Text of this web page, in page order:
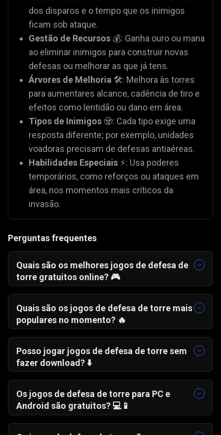
dos disparos e o tempo que os inimigos
ficam sob ataque.
Gestão de Recursos 💰: Ganha ouro ou mana
ao eliminar inimigos para construir novas
defesas ou melhorar as que já tens.
Árvores de Melhoria 🛠️: Melhora às torres
para aumentares alcance, cadência de tiro e
efeitos como lentidão ou dano em área.
Tipos de Inimigos 🧟: Cada tipo exige uma
resposta diferente; por exemplo, unidades
voadoras precisam de defesas antiaéreas.
Habilidades Especiais ⚡: Usa poderes
temporários, como reforços ou ataques em
área, nos momentos mais críticos da
invasão.
Perguntas frequentes
Quais são os melhores jogos de defesa de
torre gratuitos online? 🎮
Cerco Viking
Luta do Reino 2🏰
Ataque Alienígena👽
Quais são os jogos de defesa de torre mais
populares no momento? 🔥
em:
Matar Dragão🐲
Luta pelo Reino🏇
Caça aos Piratas
🏴‍☠️
Posso jogar jogos de defesa de torre sem
fazer download? ⬇️
sem descarregar nem instalar nada.
Os jogos de defesa de torre para PC e
Android são gratuitos? 💻📱
Sim. Na Gamezop, podes jogar no PC e no
telemóvel, sempre de forma gratuita.